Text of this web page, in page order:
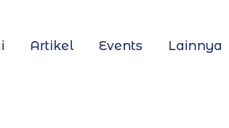
Artikel Events Lainnya